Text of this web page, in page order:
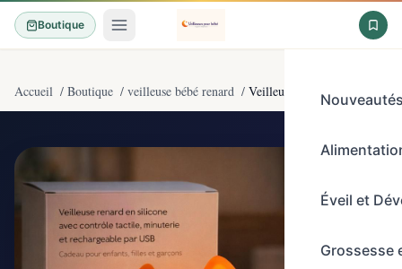
Boutique
Éveil et
Grossesse
Accueil / Boutique / veilleuse bébé renard / Veilleuse renard en silicone